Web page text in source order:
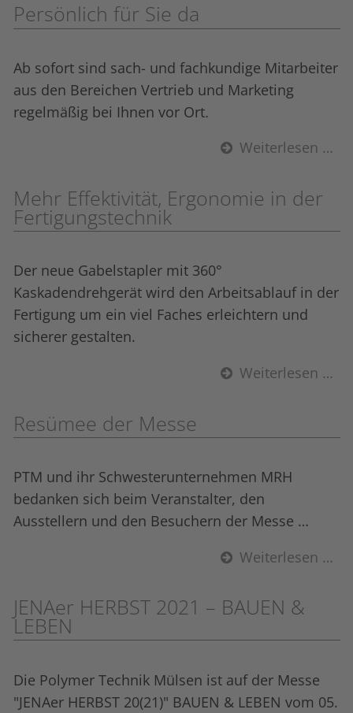
Persönlich für Sie da
Ab sofort sind sach- und fachkundige Mitarbeiter
aus den Bereichen Vertrieb und Marketing
regelmäßig bei Ihnen vor Ort.
Weiterlesen …
Mehr Effektivität, Ergonomie in der
Fertigungstechnik
Der neue Gabelstapler mit 360°
Kaskadendrehgerät wird den Arbeitsablauf in der
Fertigung um ein viel Faches erleichtern und
sicherer gestalten.
Weiterlesen …
Resümee der Messe
PTM und ihr Schwesterunternehmen MRH
bedanken sich beim Veranstalter, den
Ausstellern und den Besuchern der Messe …
Weiterlesen …
JENAer HERBST 2021 – BAUEN &
LEBEN
Die Polymer Technik Mülsen ist auf der Messe
"JENAer HERBST 20(21)" BAUEN & LEBEN vom 05.